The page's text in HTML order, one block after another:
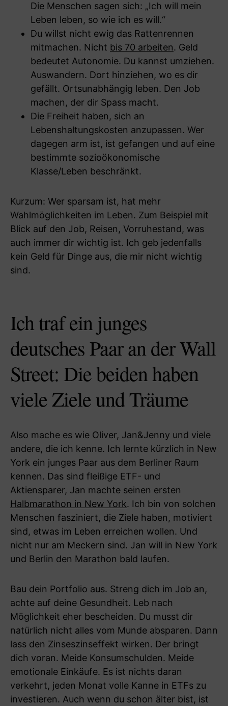
Die Menschen sagen sich: „Ich will mein
Leben leben, so wie ich es will.“
Du willst nicht ewig das Rattenrennen
mitmachen. Nicht bis 70 arbeiten. Geld
bedeutet Autonomie. Du kannst umziehen.
Auswandern. Dort hinziehen, wo es dir
gefällt. Ortsunabhängig leben. Den Job
machen, der dir Spass macht.
Die Freiheit haben, sich an
Lebenshaltungskosten anzupassen. Wer
dagegen arm ist, ist gefangen und auf eine
bestimmte sozioökonomische
Klasse/Leben beschränkt.
Kurzum: Wer sparsam ist, hat mehr
Wahlmöglichkeiten im Leben. Zum Beispiel mit
Blick auf den Job, Reisen, Vorruhestand, was
auch immer dir wichtig ist. Ich geb jedenfalls
kein Geld für Dinge aus, die mir nicht wichtig
sind.
Ich traf ein junges
deutsches Paar an der Wall
Street: Die beiden haben
viele Ziele und Träume
Also mache es wie Oliver, Jan&Jenny und viele
andere, die ich kenne. Ich lernte kürzlich in New
York ein junges Paar aus dem Berliner Raum
kennen. Das sind fleißige ETF- und
Aktiensparer, Jan machte seinen ersten
Halbmarathon in New York. Ich bin von solchen
Menschen fasziniert, die Ziele haben, motiviert
sind, etwas im Leben erreichen wollen. Und
nicht nur am Meckern sind. Jan will in New York
und Berlin den Marathon bald laufen.
Bau dein Portfolio aus. Streng dich im Job an,
achte auf deine Gesundheit. Leb nach
Möglichkeit eher bescheiden. Du musst dir
natürlich nicht alles vom Munde absparen. Dann
lass den Zinseszinseffekt wirken. Der bringt
dich voran. Meide Konsumschulden. Meide
emotionale Einkäufe. Es ist nichts daran
verkehrt, jeden Monat volle Kanne in ETFs zu
investieren. Auch wenn du schon älter bist, ist